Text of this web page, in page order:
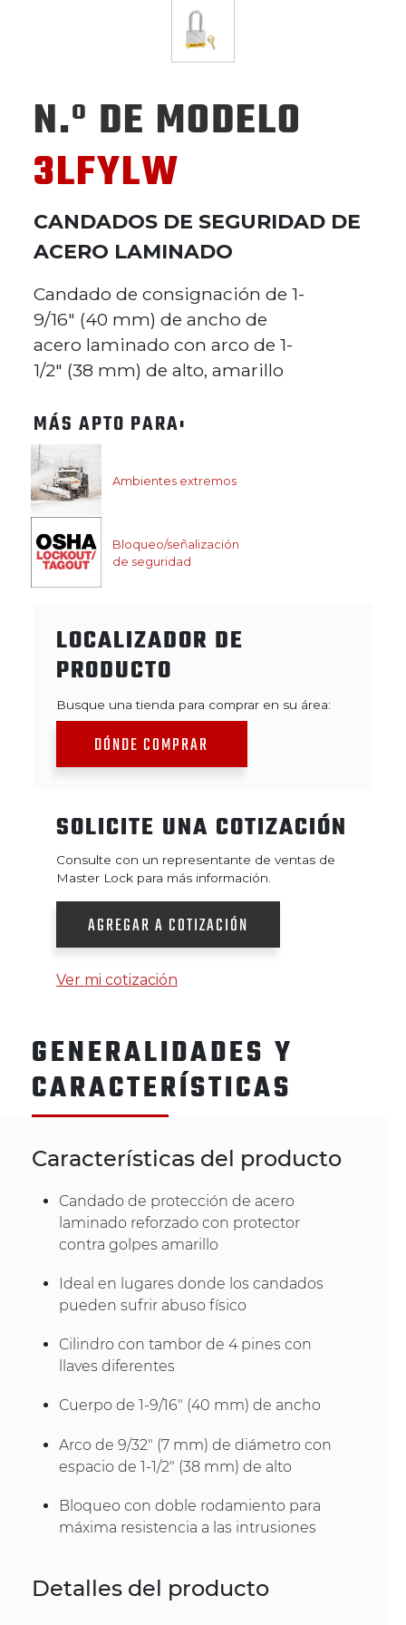
N.º DE MODELO
3LFYLW
CANDADOS DE SEGURIDAD DE
ACERO LAMINADO
Candado de consignación de 1-
9/16" (40 mm) de ancho de
acero laminado con arco de 1-
1/2" (38 mm) de alto, amarillo
MÁS APTO PARA:
Ambientes extremos
Bloqueo/señalización
de seguridad
LOCALIZADOR DE
PRODUCTO
Busque una tienda para comprar en su área:
DÓNDE COMPRAR
SOLICITE UNA COTIZACIÓN
Consulte con un representante de ventas de
Master Lock para más información.
AGREGAR A COTIZACIÓN
Ver mi cotización
GENERALIDADES Y
CARACTERÍSTICAS
Características del producto
Candado de protección de acero
laminado reforzado con protector
contra golpes amarillo
Ideal en lugares donde los candados
pueden sufrir abuso físico
Cilindro con tambor de 4 pines con
llaves diferentes
Cuerpo de 1-9/16" (40 mm) de ancho
Arco de 9/32" (7 mm) de diámetro con
espacio de 1-1/2" (38 mm) de alto
Bloqueo con doble rodamiento para
máxima resistencia a las intrusiones
Detalles del producto